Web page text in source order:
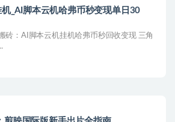
_AI脚本云机哈弗币秒变现单日30
砖：AI脚本云机挂机哈弗币秒回收变现 三角